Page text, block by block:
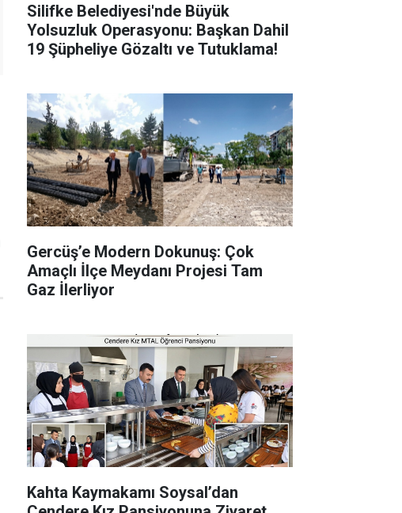
Silifke Belediyesi'nde Büyük
Yolsuzluk Operasyonu: Başkan Dahil
19 Şüpheliye Gözaltı ve Tutuklama!
Gercüş’e Modern Dokunuş: Çok
Amaçlı İlçe Meydanı Projesi Tam
Gaz İlerliyor
Kahta Kaymakamı Soysal’dan